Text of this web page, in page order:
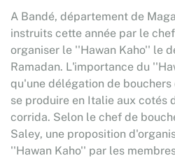
A Bandé, département de
instruits cette année par le
organiser le ''Hawan Kaho'' le
Ramadan. L'importance du
qu'une délégation de
se produire en Italie aux cotés
corrida. Selon le chef de
Saley, une proposition
''Hawan Kaho'' par les